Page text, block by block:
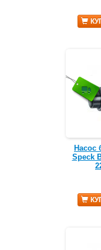
Насос
Speck